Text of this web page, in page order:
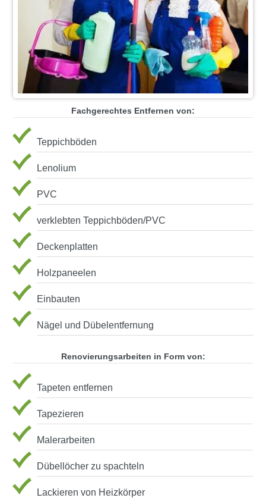
Fachgerechtes Entfernen von:
Teppichböden
Lenolium
PVC
verklebten Teppichböden/PVC
Deckenplatten
Holzpaneelen
Einbauten
Nägel und Dübelentfernung
Renovierungsarbeiten in Form von:
Tapeten entfernen
Tapezieren
Malerarbeiten
Dübellöcher zu spachteln
Lackieren von Heizkörper